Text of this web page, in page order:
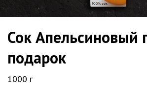
Сок Апельсиновый
подарок
1000 г